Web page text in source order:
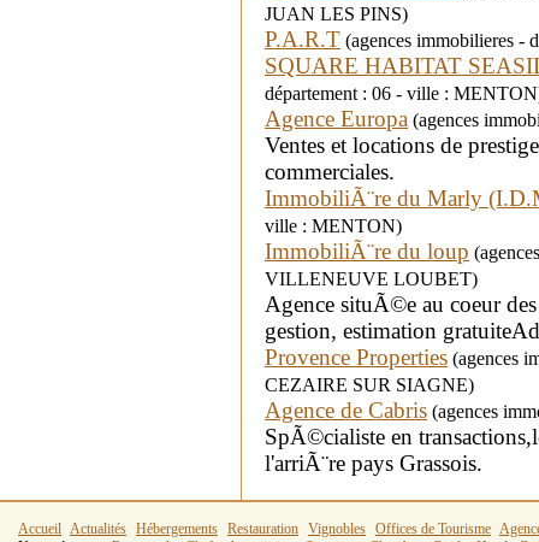
JUAN LES PINS)
P.A.R.T (agences immobilieres -
SQUARE HABITAT
département : 06 - ville :
Agence Europa (agences
Ventes et locations de
commerciales.
ImmobiliÃ¨re du Marly
ville : MENTON)
ImmobiliÃ¨re du loup
VILLENEUVE LOUBET)
Agence situÃ©e au coeur
gestion, estimation
Provence Properties (agences
CEZAIRE SUR SIAGNE)
Agence de Cabris (agences
SpÃ©cialiste en
l'arriÃ¨re pays Grassois.
Accueil Actualités Hébergements Restauration Vignobles Offices de Tourisme